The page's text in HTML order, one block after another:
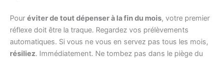
Pour éviter de tout dépenser à la fin du mois, votre premier
réflexe doit être la traque. Regardez vos prélèvements
automatiques. Si vous ne vous en servez pas tous les mois,
résiliez. Immédiatement. Ne tombez pas dans le piège du